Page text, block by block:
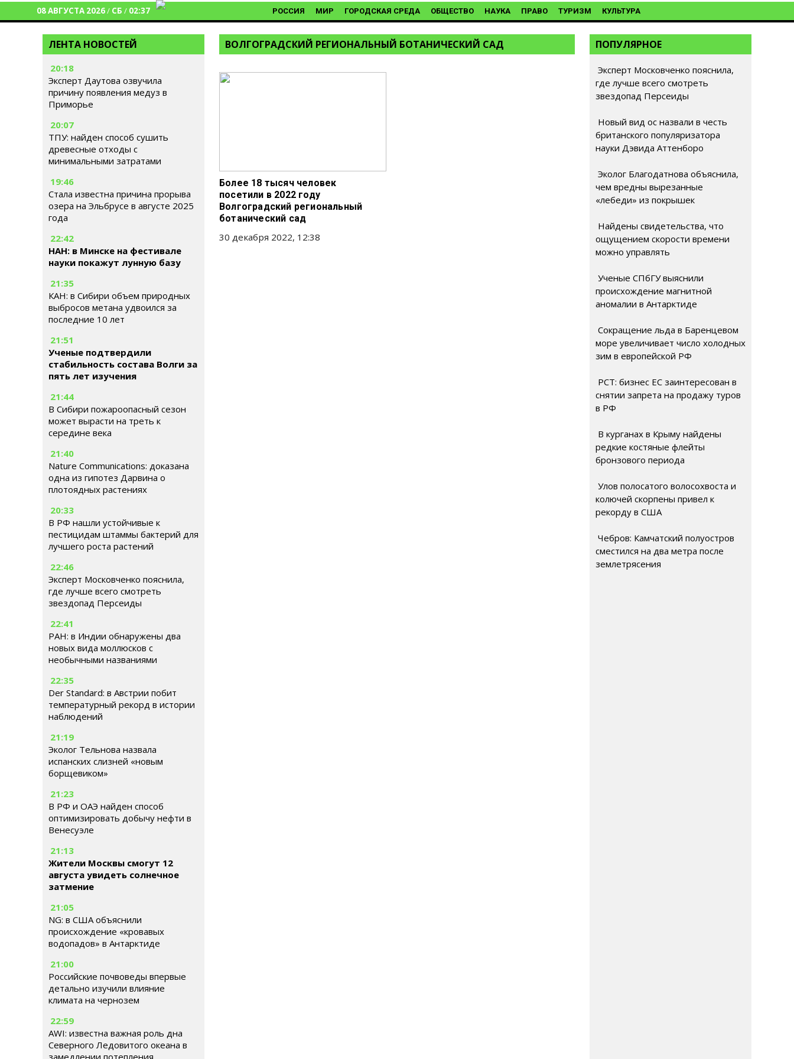
08 АВГУСТА 2026/ СБ / 02:37 РОССИЯ МИР ГОРОДСКАЯ СРЕДА ОБЩЕСТВО НАУКА ПРАВО ТУРИЗМ КУЛЬТУРА
ЛЕНТА НОВОСТЕЙ
20:18
Эксперт Даутова озвучила
причину появления медуз в
Приморье
20:07
ТПУ: найден способ сушить
древесные отходы с
минимальными затратами
19:46
Стала известна причина прорыва
озера на Эльбрусе в августе 2025
года
22:42
НАН: в Минске на фестивале
науки покажут лунную базу
21:35
КАН: в Сибири объем природных
выбросов метана удвоился за
последние 10 лет
21:51
Ученые подтвердили
стабильность состава Волги за
пять лет изучения
21:44
В Сибири пожароопасный сезон
может вырасти на треть к
середине века
21:40
Nature Communications: доказана
одна из гипотез Дарвина о
плотоядных растениях
20:33
В РФ нашли устойчивые к
пестицидам штаммы бактерий для
лучшего роста растений
22:46
Эксперт Московченко пояснила,
где лучше всего смотреть
звездопад Персеиды
22:41
РАН: в Индии обнаружены два
новых вида моллюсков с
необычными названиями
22:35
Der Standard: в Австрии побит
температурный рекорд в истории
наблюдений
21:19
Эколог Тельнова назвала
испанских слизней «новым
борщевиком»
21:23
В РФ и ОАЭ найден способ
оптимизировать добычу нефти в
Венесуэле
21:13
Жители Москвы смогут 12
августа увидеть солнечное
затмение
21:05
NG: в США объяснили
происхождение «кровавых
водопадов» в Антарктиде
21:00
Российские почвоведы впервые
детально изучили влияние
климата на чернозем
22:59
AWI: известна важная роль дна
Северного Ледовитого океана в
замедлении потепления
ВОЛГОГРАДСКИЙ РЕГИОНАЛЬНЫЙ БОТАНИЧЕСКИЙ САД
Более 18 тысяч человек
посетили в 2022 году
Волгоградский региональный
ботанический сад
30 декабря 2022, 12:38
ПОПУЛЯРНОЕ
Эксперт Московченко пояснила,
где лучше всего смотреть
звездопад Персеиды
Новый вид ос назвали в честь
британского популяризатора
науки Дэвида Аттенборо
Эколог Благодатнова объяснила,
чем вредны вырезанные
«лебеди» из покрышек
Найдены свидетельства, что
ощущением скорости времени
можно управлять
Ученые СПбГУ выяснили
происхождение магнитной
аномалии в Антарктиде
Сокращение льда в Баренцевом
море увеличивает число холодных
зим в европейской РФ
РСТ: бизнес ЕС заинтересован в
снятии запрета на продажу туров
в РФ
В курганах в Крыму найдены
редкие костяные флейты
бронзового периода
Улов полосатого волосохвоста и
колючей скорпены привел к
рекорду в США
Чебров: Камчатский полуостров
сместился на два метра после
землетрясения